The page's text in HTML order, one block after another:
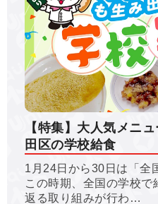
【特集】大人気メニ
田区の学校給食
1月24日から30日は「全
この時期、全国の学校で
返る取り組みが行わ…